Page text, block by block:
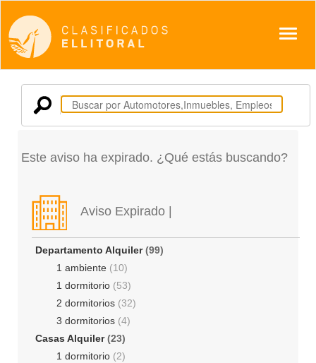
Este aviso ha expirado. ¿Qué estás buscando?
Aviso Expirado |
Departamento Alquiler(99)
1 ambiente (10)
1 dormitorio (53)
2 dormitorios (32)
3 dormitorios (4)
Casas Alquiler(23)
1 dormitorio (2)